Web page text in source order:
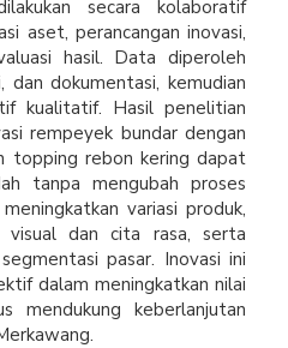
secara kolaboratif
aset, perancangan inovasi,
hasil. Data diperoleh
dan dokumentasi, kemudian
kualitatif. Hasil penelitian
rempeyek bundar dengan
topping rebon kering dapat
tanpa mengubah proses
variasi produk,
visual dan cita rasa, serta
pasar. Inovasi ini
dalam meningkatkan nilai
mendukung keberlanjutan